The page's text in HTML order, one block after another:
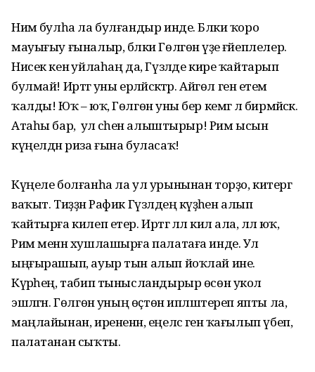
Нимә булһа ла булғандыр инде. Бәлки ҡоро
мауығыу ғыналыр, бәлки Гөлгөнә үҙе ғәйеплелер.
Нисек кенә уйлаһаң да, Гүзәлде кире ҡайтарып
булмай! Иртәгә уны ерләйәсәктәр. Айгөл генә етем
ҡалды! Юҡ – юҡ, Гөлгөнә уны бер кемгә лә бирмәйәсәк.
Атаһы бар, ә ул әсәһен алыштырыр! Рим ысын
күңелдән риза ғына буласаҡ!
Күңеле болғанһа ла ул урынынан торҙо, китергә
ваҡыт. Тиҙҙән Рафик Гүзәлдең кәүҙәһен алып
ҡайтырға килеп етер. Иртәгә әллә килә ала, әллә юҡ,
Рим менән хушлашырға палатаға инде. Ул
ыңғырашып, ауыр тын алып йоҡлай ине.
Күрәһең, табип тынысландырыр өсөн укол
эшләгән. Гөлгөнә уның өҫтөн ипләштереп япты ла,
маңлайынан, ирененән, еңелсә генә ҡағылып үбеп,
палатанан сыҡты.